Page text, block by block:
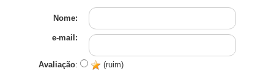
Nome:
e-mail:
Avaliação:
(ruim)